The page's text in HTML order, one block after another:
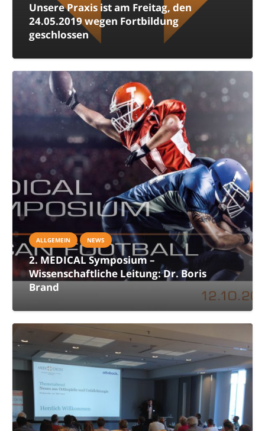
Unsere Praxis ist am Freitag, den
24.05.2019 wegen Fortbildung
geschlossen
ALLGEMEIN NEWS
2. MEDICAL Symposium –
Wissenschaftliche Leitung: Dr. Boris
Brand